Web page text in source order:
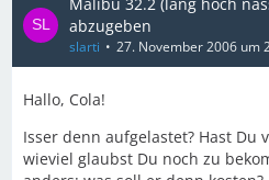
abzugeben
slarti 27. November 2006 um
Hallo, Cola!
Isser denn aufgelastet? Hast Du
wieviel glaubst Du noch zu